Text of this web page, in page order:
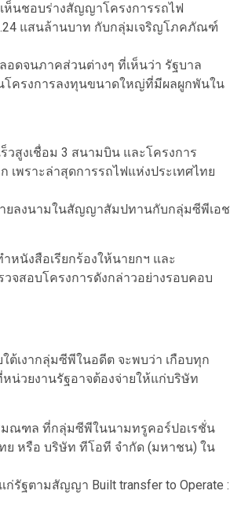
ห็นชอบร่างสัญญาโครงการรถไฟ
แสนล้านบาท กับกลุ่มเจริญโภคภัณฑ์
ดจนภาคส่วนต่างๆ ที่เห็นว่า รัฐบาล
ครงการลงทุนขนาดใหญ่ที่มีผลผูกพันใน
วสูงเชื่อม 3 สนามบิน และโครงการ
พราะล่าสุดการรถไฟแห่งประเทศไทย
ยลงนามในสัญญาสัมปทานกับกลุ่มซีพีเอช
หนังสือเรียกร้องให้นายกฯ และ
สอบโครงการดังกล่าวอย่างรอบคอบ
ต้เงากลุ่มซีพีในอดีต จะพบว่า เกือบทุก
น่วยงานรัฐอาจต้องจ่ายให้แก่บริษัท
มณฑล ที่กลุ่มซีพีในนามทรูคอร์ปอเรชั่น
ย หรือ บริษัท ทีโอที จำกัด (มหาชน) ใน
ฐตามสัญญา Built transfer to Operate :